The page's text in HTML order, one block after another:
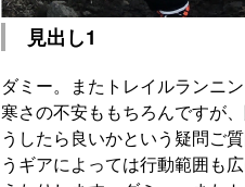
見出し1
ダミー。またトレイルランニ
寒さの不安ももちろんですが
うしたら良いかという疑問ご
うギアによっては行動範囲も